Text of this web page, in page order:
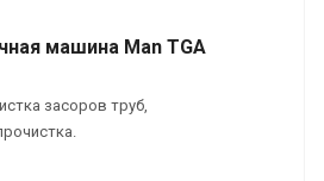
машина Man TGA
засоров труб,